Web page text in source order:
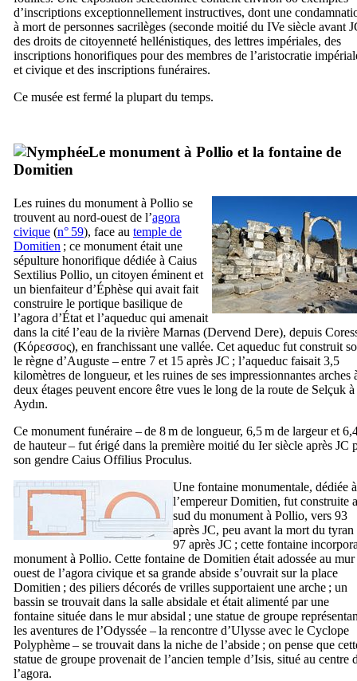
d’inscriptions exceptionnellement instructives, dont une
à mort de personnes sacrilèges (seconde moitié du IVe siècle avant
des droits de citoyenneté hellénistiques, des lettres impériales, des
inscriptions honorifiques pour des membres de l’aristocratie
et civique et des inscriptions funéraires.
Ce musée est fermé la plupart du temps.
Le monument à Pollio et la fontaine de
Domitien
Les ruines du monument à Pollio se
trouvent au nord-ouest de l’agora
civique (n° 59), face au temple de
Domitien ; ce monument était une
sépulture honorifique dédiée à Caius
Sextilius Pollio, un citoyen éminent et
un bienfaiteur d’Éphèse qui avait fait
construire le portique basilique de
l’agora d’État et l’aqueduc qui amenait
dans la cité l’eau de la rivière Marnas (Dervend Dere), depuis
(Κόρεσσος), en franchissant une vallée. Cet aqueduc fut construit
le règne d’Auguste – entre 7 et 15 après JC ; l’aqueduc faisait 3,5
kilomètres de longueur, et les ruines de ses impressionnantes arches
deux étages peuvent encore être vues le long de la route de Selçuk à
Aydın.
Ce monument funéraire – de 8 m de longueur, 6,5 m de largeur et
de hauteur – fut érigé dans la première moitié du Iersiècle après JC
son gendre Caius Offilius Proculus.
Une fontaine monumentale, dédiée à
l’empereur Domitien, fut construite
sud du monument à Pollio, vers 93
après JC, peu avant la mort du tyran
97 après JC ; cette fontaine
monument à Pollio. Cette fontaine de Domitien était adossée au mur
ouest de l’agora civique et sa grande abside s’ouvrait sur la place
Domitien ; des piliers décorés de vrilles supportaient une arche ; un
bassin se trouvait dans la salle absidale et était alimenté par une
fontaine située dans le mur absidal ; une statue de groupe
les aventures de l’Odyssée – la rencontre d’Ulysse avec le Cyclope
Polyphème – se trouvait dans la niche de l’abside ; on pense que
statue de groupe provenait de l’ancien temple d’Isis, situé au centre
l’agora.